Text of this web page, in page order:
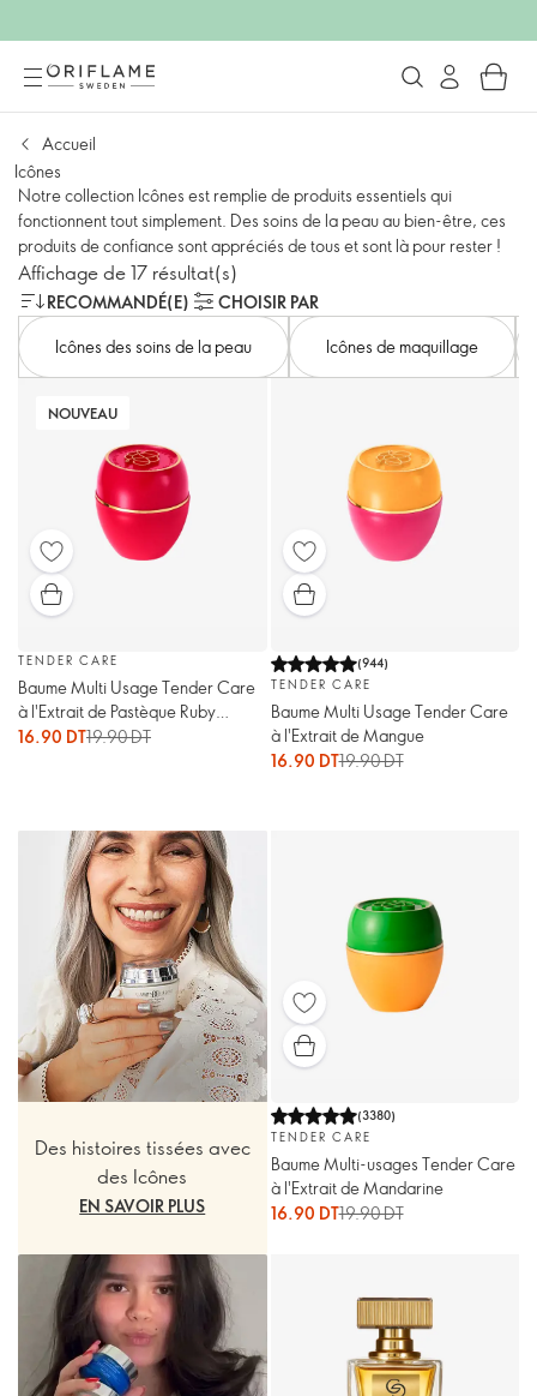
Accueil
Icônes
Notre collection Icônes est remplie de produits essentiels qui
fonctionnent tout simplement. Des soins de la peau au bien-être, ces
produits de confiance sont appréciés de tous et sont là pour rester !
Affichage de 17 résultat(s)
RECOMMANDÉ(E)
CHOISIR PAR
Icônes des soins de la peau
Icônes de maquillage
NOUVEAU
TENDER CARE
Baume Multi Usage Tender Care
à l'Extrait de Pastèque Ruby
Celebration
16.90 DT19.90 DT
(944)
TENDER CARE
Baume Multi Usage Tender Care
à l'Extrait de Mangue
16.90 DT19.90 DT
Des histoires tissées avec
des Icônes
EN SAVOIR PLUS
(3380)
TENDER CARE
Baume Multi-usages Tender Care
à l'Extrait de Mandarine
16.90 DT19.90 DT